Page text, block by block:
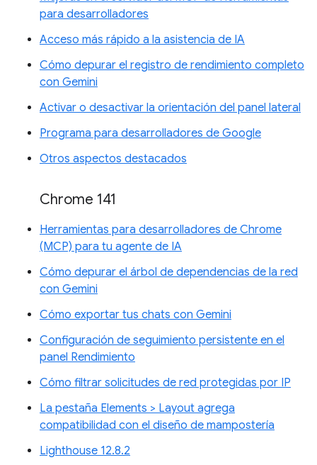
para desarrolladores
Acceso más rápido a la asistencia de IA
Cómo depurar el registro de rendimiento completo
con Gemini
Activar o desactivar la orientación del panel lateral
Programa para desarrolladores de Google
Otros aspectos destacados
Chrome 141
Herramientas para desarrolladores de Chrome
(MCP) para tu agente de IA
Cómo depurar el árbol de dependencias de la red
con Gemini
Cómo exportar tus chats con Gemini
Configuración de seguimiento persistente en el
panel Rendimiento
Cómo filtrar solicitudes de red protegidas por IP
La pestaña Elements > Layout agrega
compatibilidad con el diseño de mampostería
Lighthouse 12.8.2